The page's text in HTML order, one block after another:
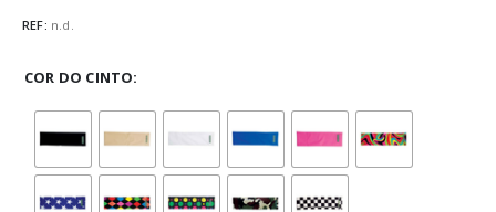
REF: n.d.
COR DO CINTO